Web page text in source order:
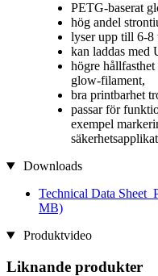
PETG-baserat
hög andel
lyser upp till 6-8
kan laddas med
högre
glow-filament,
bra printbarhet
passar för
exempel
Downloads
Technical Data
MB)
Produktvideo
Liknande produkter